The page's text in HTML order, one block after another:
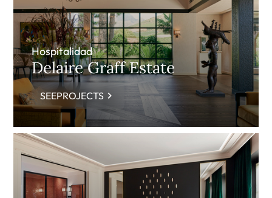
Hospitalidad
Delaire Graff Estate
SEEPROJECTS